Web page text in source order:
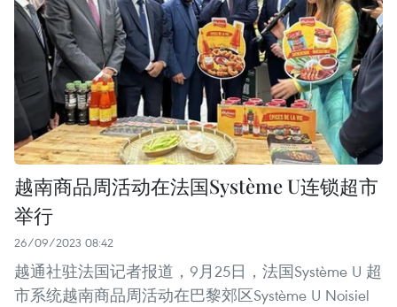
越南商品周活动在法国Système U连锁超市
举行
26/09/2023 08:42
越通社驻法国记者报道，9月25日，法国Système U 超
市系统越南商品周活动在巴黎郊区Système U Noisiel